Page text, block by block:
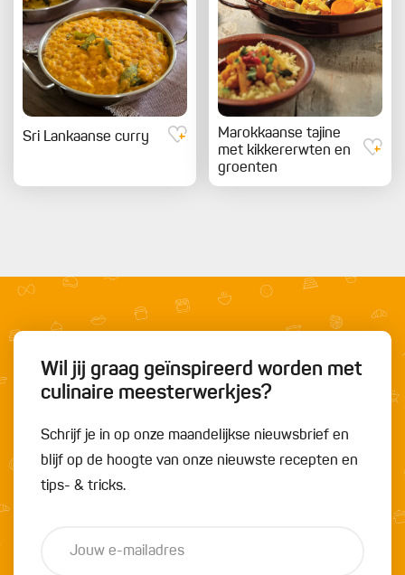
Sri Lankaanse curry
Marokkaanse tajine
met kikkererwten en
groenten
Wil jij graag geïnspireerd worden met
culinaire meesterwerkjes?
Schrijf je in op onze maandelijkse nieuwsbrief en
blijf op de hoogte van onze nieuwste recepten en
tips- & tricks.